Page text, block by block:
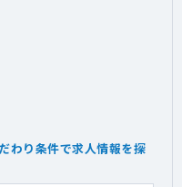
わり条件で求人情報を探